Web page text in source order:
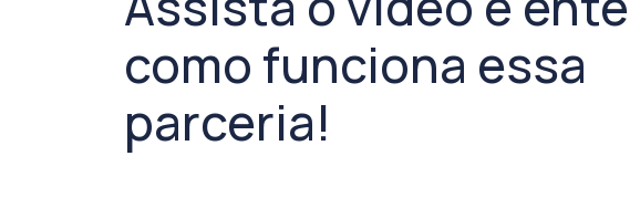
como funciona essa
parceria!